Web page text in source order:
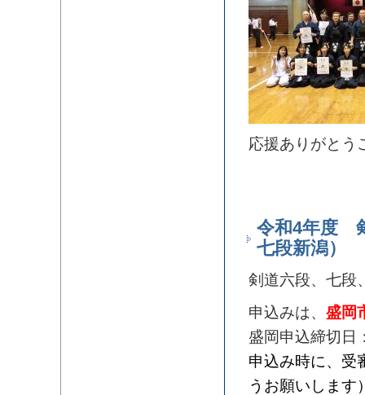
応援ありがとう
令和4年度
七段新潟）
剣道六段、七段
申込みは、 盛岡
盛岡申込締切日
申込み時に、受
うお願いします